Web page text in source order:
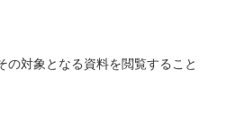
対象となる資料を閲覧すること